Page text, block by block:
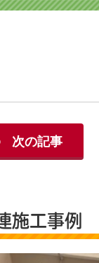
次の記事
施工事例